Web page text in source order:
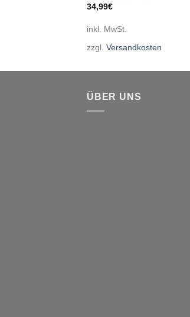
34,99€
inkl. MwSt.
zzgl. Versandkosten
ÜBER UNS